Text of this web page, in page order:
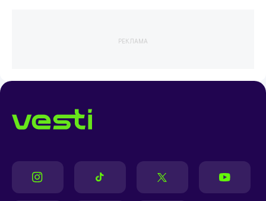
РЕКЛАМА